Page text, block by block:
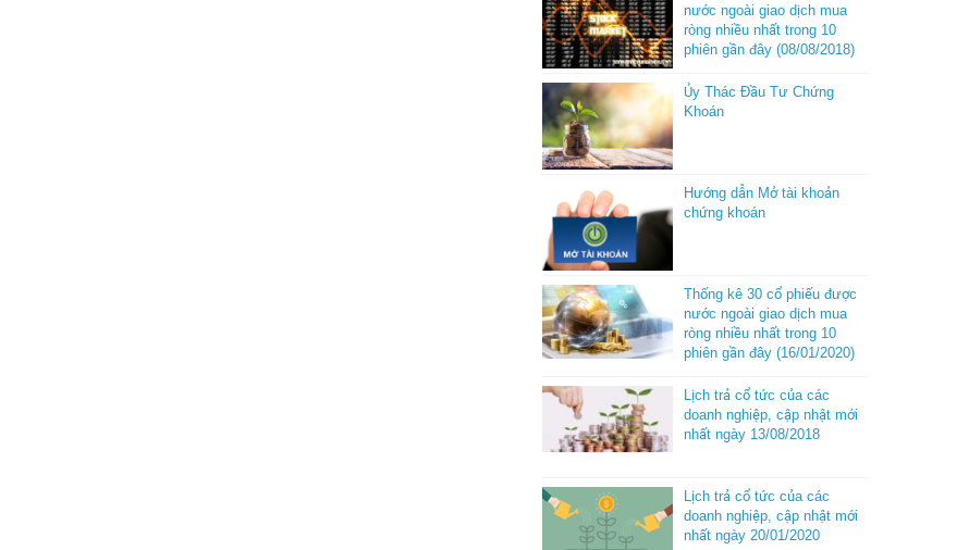
nước ngoài giao dịch mua
ròng nhiều nhất trong 10
phiên gần đây (08/08/2018)
Ủy Thác Đầu Tư Chứng
Khoán
Hướng dẫn Mở tài khoản
chứng khoán
Thống kê 30 cổ phiếu được
nước ngoài giao dịch mua
ròng nhiều nhất trong 10
phiên gần đây (16/01/2020)
Lịch trả cổ tức của các
doanh nghiệp, cập nhật mới
nhất ngày 13/08/2018
Lịch trả cổ tức của các
doanh nghiệp, cập nhật mới
nhất ngày 20/01/2020